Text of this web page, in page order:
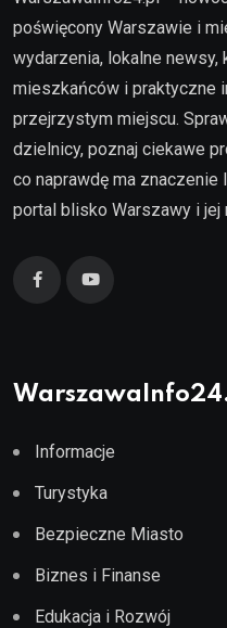
poświęcony Warszawie i
wydarzenia, lokalne newsy,
mieszkańców i praktyczne
przejrzystym miejscu.
dzielnicy, poznaj ciekawe
co naprawdę ma
portal blisko Warszawy i jej
Informacje
Turystyka
Bezpieczne Miasto
Biznes i Finanse
Edukacja i Rozwój